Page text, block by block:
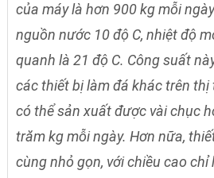
của máy là hơn 900 kg mỗi
nguồn nước 10 độ C, nhiệt độ
quanh là 21 độ C. Công suất
các thiết bị làm đá khác trên
có thể sản xuất được vài chục
trăm kg mỗi ngày. Hơn nữa,
cùng nhỏ gọn, với chiều cao chỉ